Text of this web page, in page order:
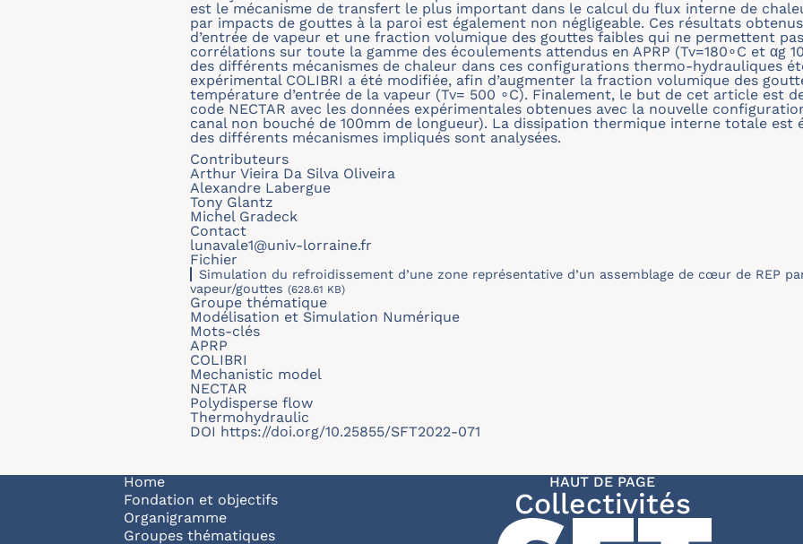
est le mécanisme de transfert le plus important dans le calcul du flux interne de
par impacts de gouttes à la paroi est également non négligeable. Ces résultats
d’entrée de vapeur et une fraction volumique des gouttes faibles qui ne permettent
corrélations sur toute la gamme des écoulements attendus en APRP (Tv=180∘C et αg
des différents mécanismes de chaleur dans ces configurations thermo-hydrauliques
expérimental COLIBRI a été modifiée, afin d’augmenter la fraction volumique des
température d’entrée de la vapeur (Tv= 500 ∘C). Finalement, le but de cet article est
code NECTAR avec les données expérimentales obtenues avec la nouvelle
canal non bouché de 100mm de longueur). La dissipation thermique interne totale est
des différents mécanismes impliqués sont analysées.
Contributeurs
Arthur Vieira Da Silva Oliveira
Alexandre Labergue
Tony Glantz
Michel Gradeck
Contact
lunavale1@univ-lorraine.fr
Fichier
Simulation du refroidissement d’une zone représentative d’un assemblage de cœur de REP
vapeur/gouttes (628.61 KB)
Groupe thématique
Modélisation et Simulation Numérique
Mots-clés
APRP
COLIBRI
Mechanistic model
NECTAR
Polydisperse flow
Thermohydraulic
DOI https://doi.org/10.25855/SFT2022-071
Navigation principale
Home
Fondation et objectifs
Organigramme
Groupes thématiques
HAUT DE PAGE
Collectivités